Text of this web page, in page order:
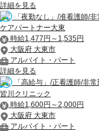
詳細を見る
「夜勤なし」/准看護師/
ケアパートナー大東
時給1,477円～1,535円
大阪府 大東市
アルバイト・パート
詳細を見る
「高給与」/正看護師/非
皆川クリニック
時給1,600円～2,000円
大阪府 大東市
アルバイト・パート